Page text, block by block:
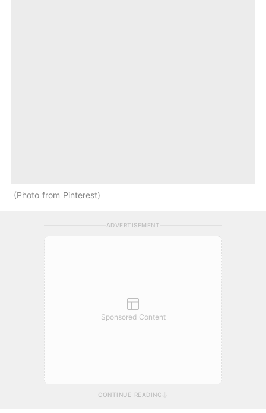
Photo from Pinterest
ADVERTISEMENT
Sponsored Content
CONTINUE READING